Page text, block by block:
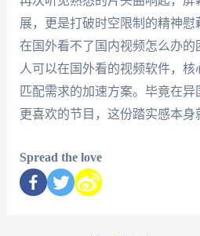
展，更是打破时空限制的精神
在国外看不了国内视频怎么办的
人可以在国外看的视频软件，
匹配需求的加速方案。毕竟在
更喜欢的节目，这份踏实感本身
Spread the love